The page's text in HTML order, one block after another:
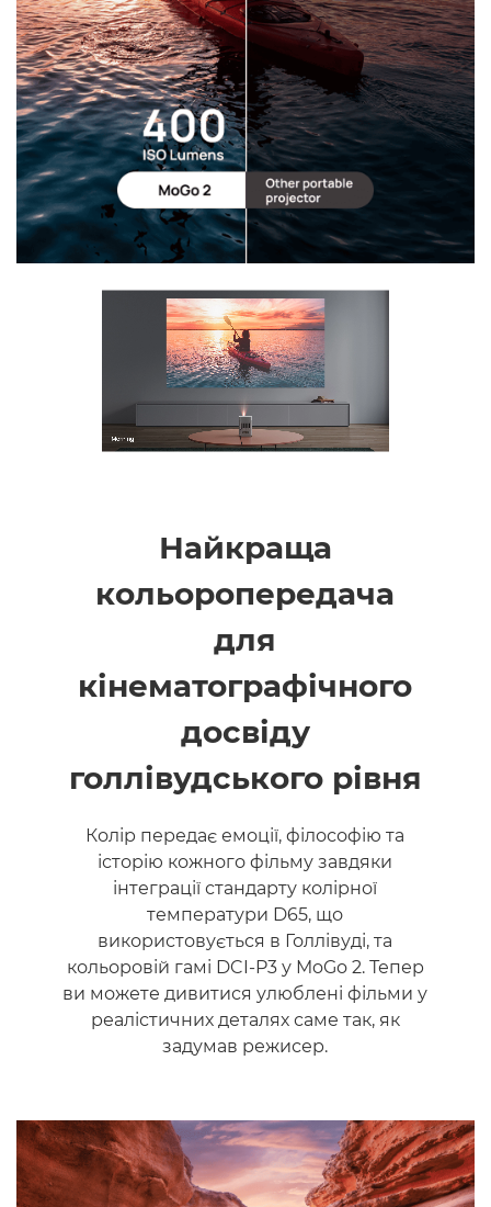
Найкраща
кольоропередача
для
кінематографічного
досвіду
голлівудського рівня
Колір передає емоції, філософію та
історію кожного фільму завдяки
інтеграції стандарту колірної
температури D65, що
використовується в Голлівуді, та
кольоровій гамі DCI-P3 у MoGo 2. Тепер
ви можете дивитися улюблені фільми у
реалістичних деталях саме так, як
задумав режисер.